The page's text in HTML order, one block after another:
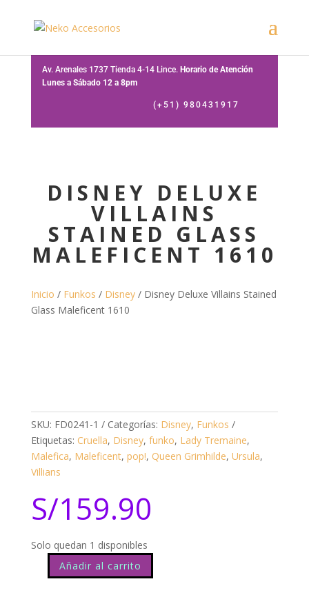
Av. Arenales 1737 Tienda 4-14 Lince. Horario de Atención
Lunes a Sábado 12 a 8pm
(+51) 980431917
DISNEY DELUXE
VILLAINS
STAINED GLASS
MALEFICENT 1610
Inicio / Funkos / Disney/ Disney Deluxe Villains Stained
Glass Maleficent 1610
SKU: FD0241-1 Categorías: Disney, Funkos
Etiquetas: Cruella, Disney, funko, Lady Tremaine,
Malefica, Maleficent, pop!, Queen Grimhilde, Ursula,
Villians
S/159.90
Solo quedan 1 disponibles
Stained
Glass
Maleficent
Añadir al carrito